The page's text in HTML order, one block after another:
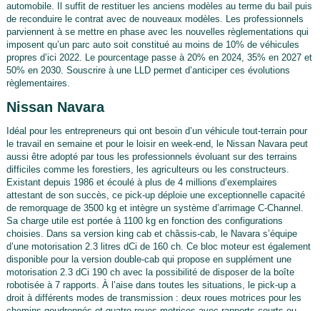
automobile. Il suffit de restituer les anciens modèles au terme du bail puis
de reconduire le contrat avec de nouveaux modèles. Les professionnels
parviennent à se mettre en phase avec les nouvelles règlementations qui
imposent qu’un parc auto soit constitué au moins de 10% de véhicules
propres d’ici 2022. Le pourcentage passe à 20% en 2024, 35% en 2027 et
50% en 2030. Souscrire à une LLD permet d’anticiper ces évolutions
règlementaires.
Nissan Navara
Idéal pour les entrepreneurs qui ont besoin d’un véhicule tout-terrain pour
le travail en semaine et pour le loisir en week-end, le Nissan Navara peut
aussi être adopté par tous les professionnels évoluant sur des terrains
difficiles comme les forestiers, les agriculteurs ou les constructeurs.
Existant depuis 1986 et écoulé à plus de 4 millions d’exemplaires
attestant de son succès, ce pick-up déploie une exceptionnelle capacité
de remorquage de 3500 kg et intègre un système d’arrimage C-Channel.
Sa charge utile est portée à 1100 kg en fonction des configurations
choisies. Dans sa version king cab et châssis-cab, le Navara s’équipe
d’une motorisation 2.3 litres dCi de 160 ch. Ce bloc moteur est également
disponible pour la version double-cab qui propose en supplément une
motorisation 2.3 dCi 190 ch avec la possibilité de disposer de la boîte
robotisée à 7 rapports. À l’aise dans toutes les situations, le pick-up a
droit à différents modes de transmission : deux roues motrices pour les